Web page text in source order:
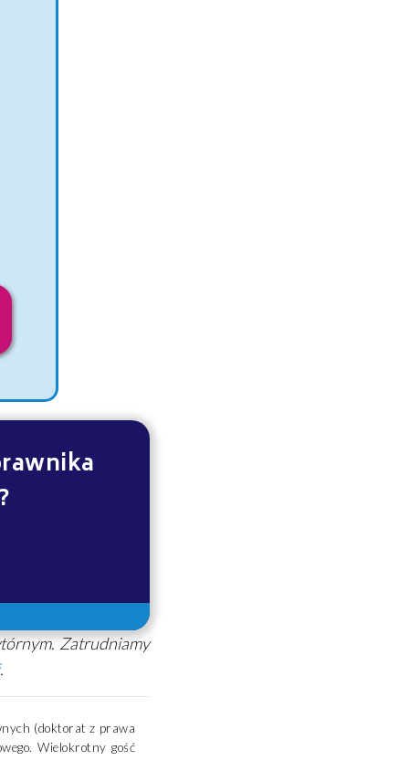
Zatrudniamy
.
(doktorat z prawa
Wielokrotny gość